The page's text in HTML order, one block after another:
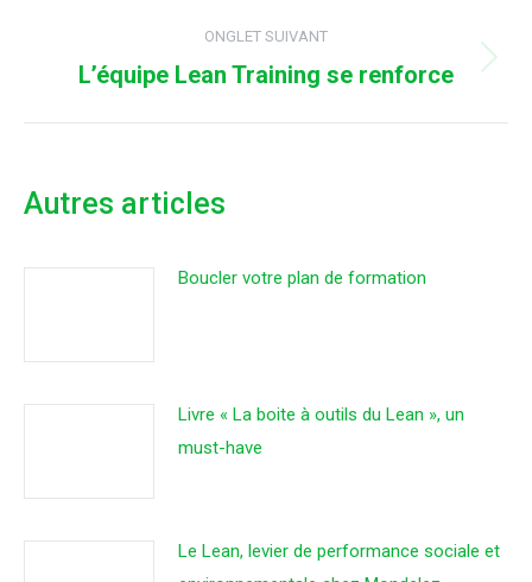
ONGLET SUIVANT
Onglet
L’équipe Lean Training se renforce
Autres articles
Boucler votre plan de formation
Livre « La boite à outils du Lean », un
must-have
Le Lean, levier de performance sociale et